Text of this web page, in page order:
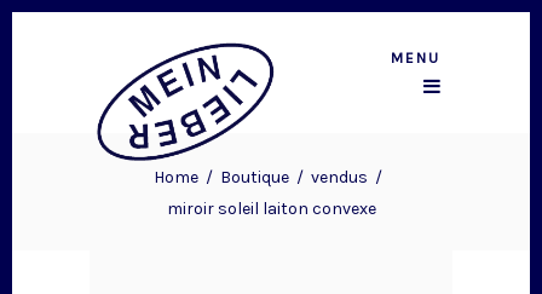
MENU
Home/ Boutique/ vendus /
miroir soleil laiton convexe